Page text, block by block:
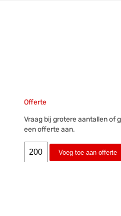
Offerte
Vraag bij grotere aantallen of
een offerte aan.
Voeg toe aan offerte